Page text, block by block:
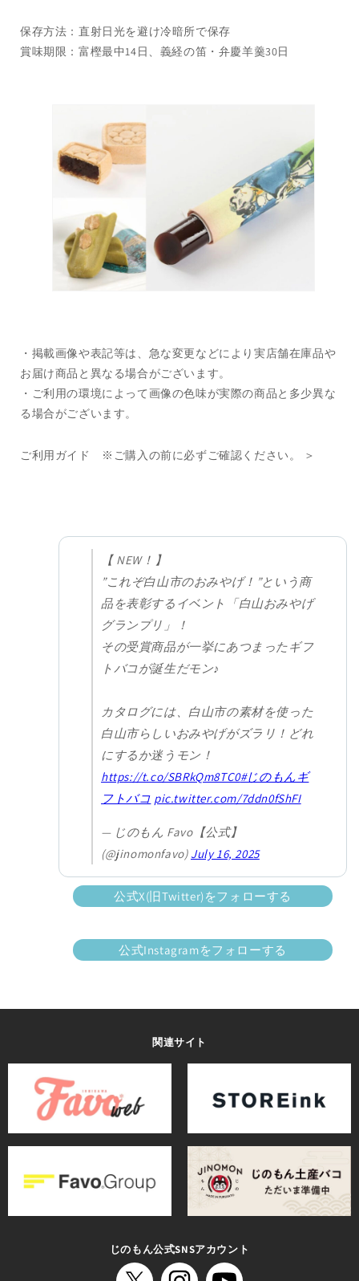
保存方法：直射日光を避け冷暗所で保存
賞味期限：富樫最中14日、義経の笛・弁慶羊羹30日
・掲載画像や表記等は、急な変更などにより実店舗在庫品や
お届け商品と異なる場合がございます。
・ご利用の環境によって画像の色味が実際の商品と多少異な
る場合がございます。
ご利用ガイド ※ご購入の前に必ずご確認ください。 ＞
【 NEW！】
”これぞ白山市のおみやげ！”という商
品を表彰するイベント「白山おみやげ
グランプリ」！
その受賞商品が一挙にあつまったギフ
トバコが誕生だモン♪
カタログには、白山市の素材を使った
白山市らしいおみやげがズラリ！どれ
にするか迷うモン！
https://t.co/SBRkQm8TC0#じのもんギ
フトバコ pic.twitter.com/7ddn0fShFI
— じのもん Favo【公式】
(@jinomonfavo) July 16, 2025
公式X(旧Twitter)をフォローする
公式Instagramをフォローする
関連サイト
じのもん公式SNSアカウント